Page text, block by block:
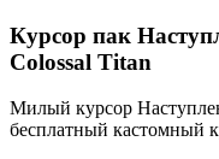
Курсор пак
Colossal Titan
Милый курсор
бесплатный кастомный